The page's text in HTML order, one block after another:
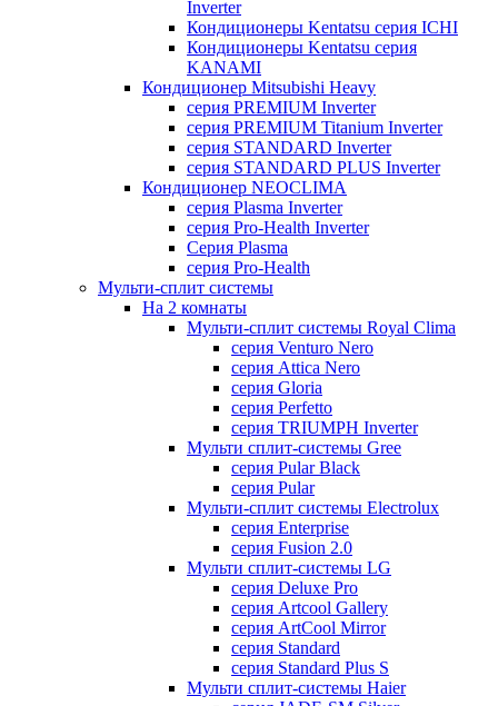
Inverter
Кондиционеры Kentatsu серия ICHI
Кондиционеры Kentatsu серия
KANAMI
Кондиционер Mitsubishi Heavy
серия PREMIUM Inverter
серия PREMIUM Titanium Inverter
серия STANDARD Inverter
серия STANDARD PLUS Inverter
Кондиционер NEOCLIMA
серия Plasma Inverter
серия Pro-Health Inverter
Cерия Plasma
серия Pro-Health
Мульти-сплит системы
На 2 комнаты
Мульти-сплит системы Royal Clima
серия Venturo Nero
серия Attica Nero
серия Gloria
серия Perfetto
серия TRIUMPH Inverter
Мульти сплит-системы Gree
серия Pular Black
серия Pular
Мульти-сплит системы Electrolux
серия Enterprise
серия Fusion 2.0
Мульти сплит-системы LG
серия Deluxe Pro
серия Artcool Gallery
серия ArtCool Mirror
серия Standard
серия Standard Plus S
Мульти сплит-системы Haier